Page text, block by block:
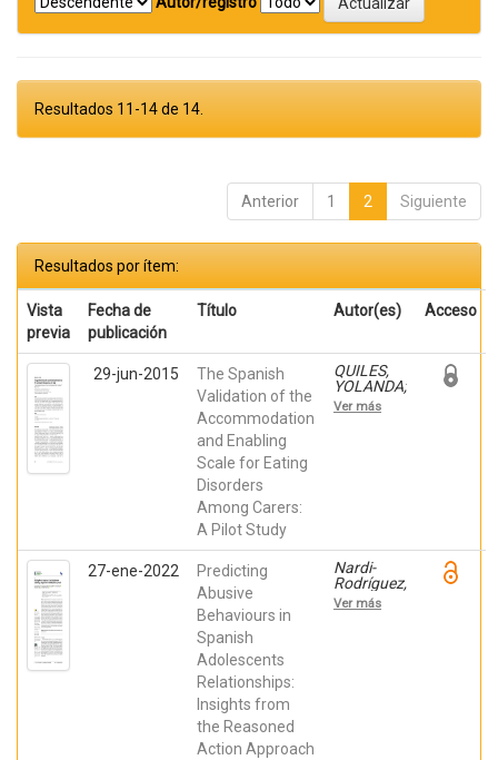
Resultados 11-14 de 14.
Anterior 1 2 Siguiente
Resultados por ítem:
Vista
previa
Fecha de
publicación
Título Autor(es) Acceso
29-jun-2015
The Spanish
Validation of the
Accommodation
and Enabling
Scale for Eating
Disorders
Among Carers:
A Pilot Study
QUILES,
YOLANDA;
Quiles
Sebastián,
Treasure,
Janet
Ver más
27-ene-2022
Predicting
Abusive
Behaviours in
Spanish
Adolescents
Relationships:
Insights from
the Reasoned
Action Approach
Nardi-
Rodríguez,
Ainara;
Pastor-
Ver más